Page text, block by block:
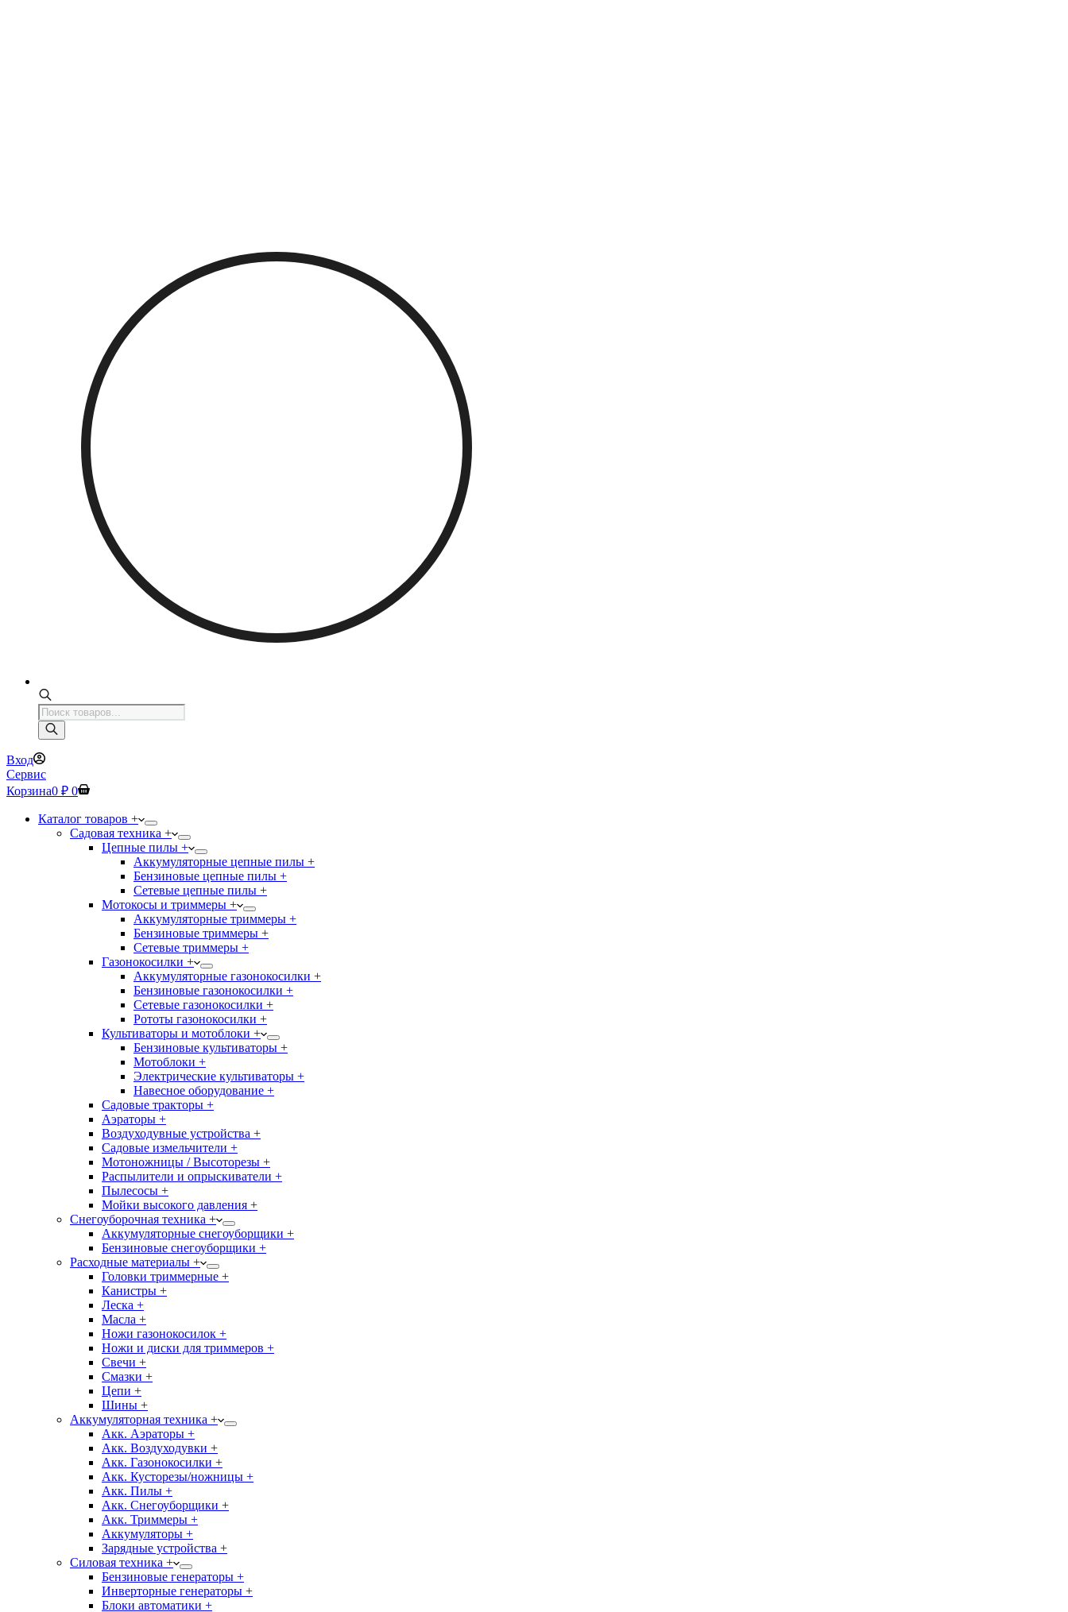
Поиск
товаров
Вход
Сервис
Корзина0 ₽ 0
Каталог товаров +
Садовая техника +
Цепные пилы +
Аккумуляторные цепные пилы +
Бензиновые цепные пилы +
Сетевые цепные пилы +
Мотокосы и триммеры +
Аккумуляторные триммеры +
Бензиновые триммеры +
Сетевые триммеры +
Газонокосилки +
Аккумуляторные газонокосилки +
Бензиновые газонокосилки +
Сетевые газонокосилки +
Рототы газонокосилки +
Культиваторы и мотоблоки +
Бензиновые культиваторы +
Мотоблоки +
Электрические культиваторы +
Навесное оборудование +
Садовые тракторы +
Аэраторы +
Воздуходувные устройства +
Садовые измельчители +
Мотоножницы / Высоторезы +
Распылители и опрыскиватели +
Пылесосы +
Мойки высокого давления +
Снегоуборочная техника +
Аккумуляторные снегоуборщики +
Бензиновые снегоуборщики +
Расходные материалы +
Головки триммерные +
Канистры +
Леска +
Масла +
Ножи газонокосилок +
Ножи и диски для триммеров +
Свечи +
Смазки +
Цепи +
Шины +
Аккумуляторная техника +
Акк. Аэраторы +
Акк. Воздуходувки +
Акк. Газонокосилки +
Акк. Кусторезы/ножницы +
Акк. Пилы +
Акк. Снегоуборщики +
Акк. Триммеры +
Аккумуляторы +
Зарядные устройства +
Силовая техника +
Бензиновые генераторы +
Инверторные генераторы +
Блоки автоматики +